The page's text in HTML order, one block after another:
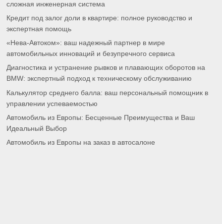
сложная инженерная система
Кредит под залог доли в квартире: полное руководство и
экспертная помощь
«Нева-Автоком»: ваш надежный партнер в мире
автомобильных инноваций и безупречного сервиса
Диагностика и устранение рывков и плавающих оборотов на
BMW: экспертный подход к техническому обслуживанию
Калькулятор среднего балла: ваш персональный помощник в
управлении успеваемостью
Автомобиль из Европы: Бесценные Преимущества и Ваш
Идеальный Выбор
Автомобиль из Европы на заказ в автосалоне